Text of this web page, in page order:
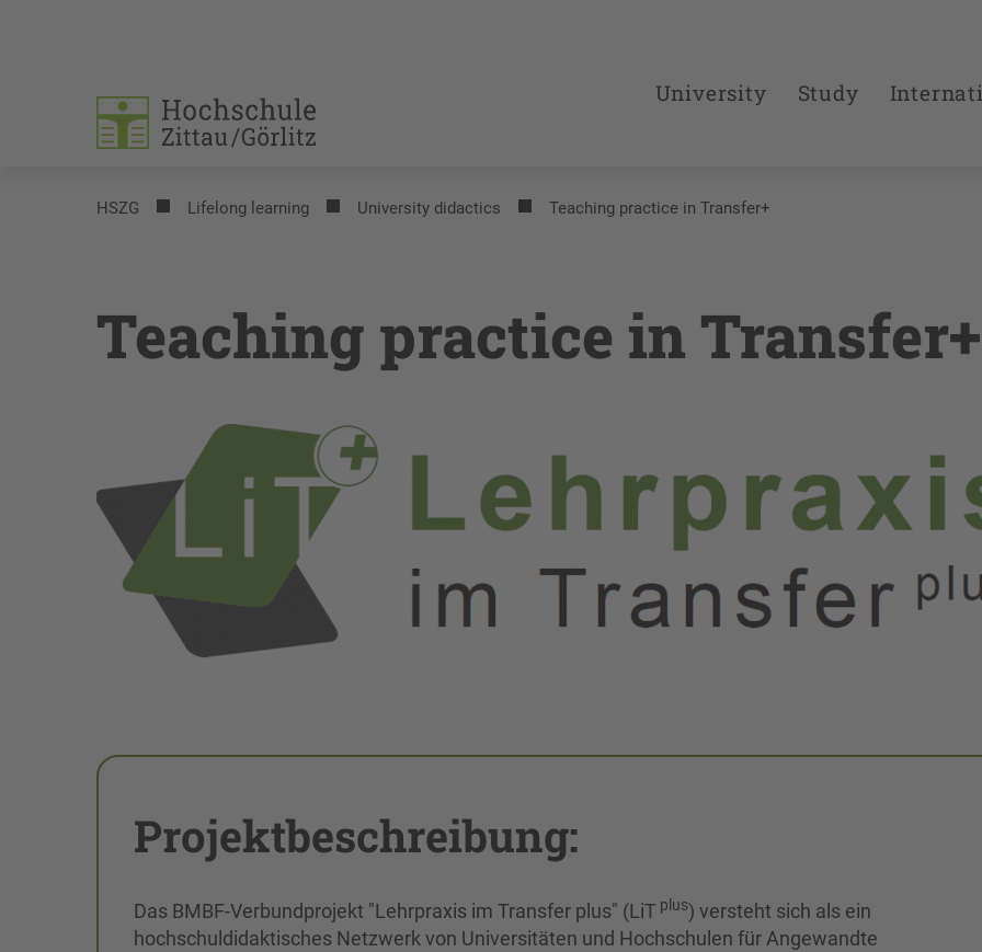
University Study
HSZG Lifelong learning University didactics Teaching practice in Transfer+
Teaching practice in Transfer+
Projektbeschreibung:
Das BMBF-Verbundprojekt "Lehrpraxis im Transfer plus" (LiT plus) versteht sich als ein
hochschuldidaktisches Netzwerk von Universitäten und Hochschulen für Angewandte